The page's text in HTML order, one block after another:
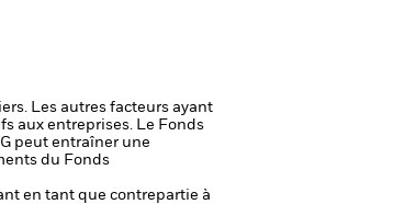
Les autres facteurs ayant
aux entreprises. Le Fonds
peut entraîner une
du Fonds
en tant que contrepartie à